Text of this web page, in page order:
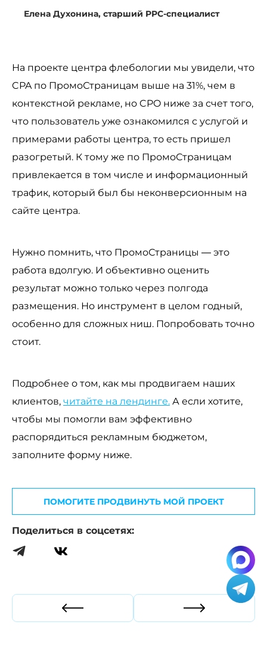
Елена Духонина, старший PPC-специалист
На проекте центра флебологии мы увидели, что
CPA по ПромоСтраницам выше на 31%, чем в
контекстной рекламе, но CPO ниже за счет того,
что пользователь уже ознакомился с услугой и
примерами работы центра, то есть пришел
разогретый. К тому же по ПромоСтраницам
привлекается в том числе и информационный
трафик, который был бы неконверсионным на
сайте центра.
Нужно помнить, что ПромоСтраницы — это
работа вдолгую. И объективно оценить
результат можно только через полгода
размещения. Но инструмент в целом годный,
особенно для сложных ниш. Попробовать точно
стоит.
Подробнее о том, как мы продвигаем наших
клиентов, читайте на лендинге. А если хотите,
чтобы мы помогли вам эффективно
распорядиться рекламным бюджетом,
заполните форму ниже.
ПОМОГИТЕ ПРОДВИНУТЬ МОЙ ПРОЕКТ
Поделиться в соцсетях:
Следующая